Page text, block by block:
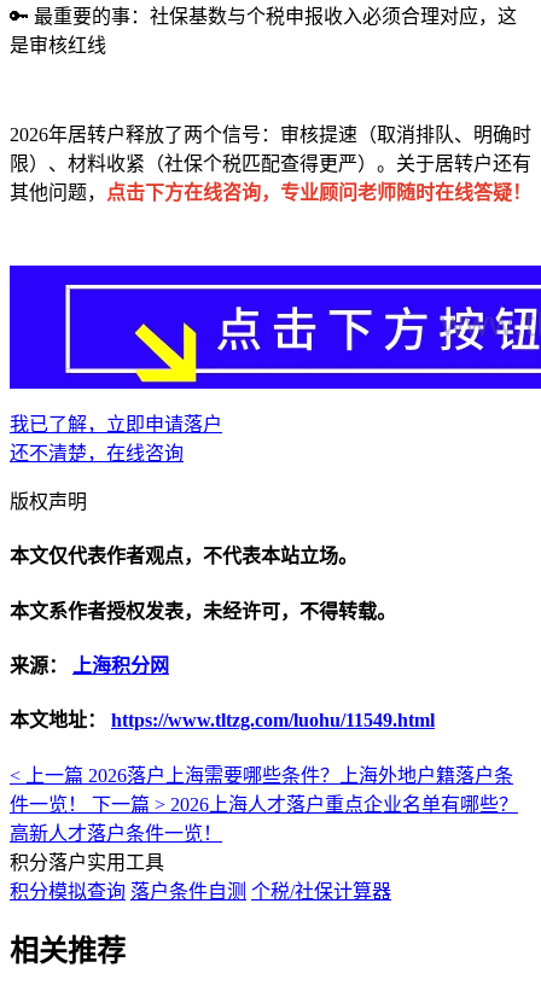
🔑 最重要的事：社保基数与个税申报收入必须合理对应，这
是审核红线
2026年居转户释放了两个信号：审核提速（取消排队、明确时
限）、材料收紧（社保个税匹配查得更严）。关于居转户还有
其他问题，
点击下方在线咨询，专业顾问老师随时在线答疑！
我已了解，立即申请落户
还不清楚，在线咨询
版权声明
本文仅代表作者观点，不代表本站立场。
本文系作者授权发表，未经许可，不得转载。
来源： 上海积分网
本文地址： https://www.tltzg.com/luohu/11549.html
< 上一篇 2026落户上海需要哪些条件？上海外地户籍落户条
件一览！ 下一篇 > 2026上海人才落户重点企业名单有哪些？
高新人才落户条件一览！
积分落户实用工具
积分模拟查询 落户条件自测 个税/社保计算器
相关推荐